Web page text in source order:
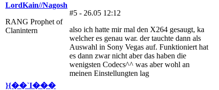
LordKain//Nagosh
RANG Prophet of
Clanintern
#5 - 26.05 12:12
also ich hatte mir mal den X264 gesaugt, ka
welcher es genau war. der tauchte dann als
Auswahl in Sony Vegas auf. Funktioniert hat
es dann zwar nicht aber das haben die
wenigsten Codecs^^ was aber wohl an
meinen Einstellungten lag
}{��`I���